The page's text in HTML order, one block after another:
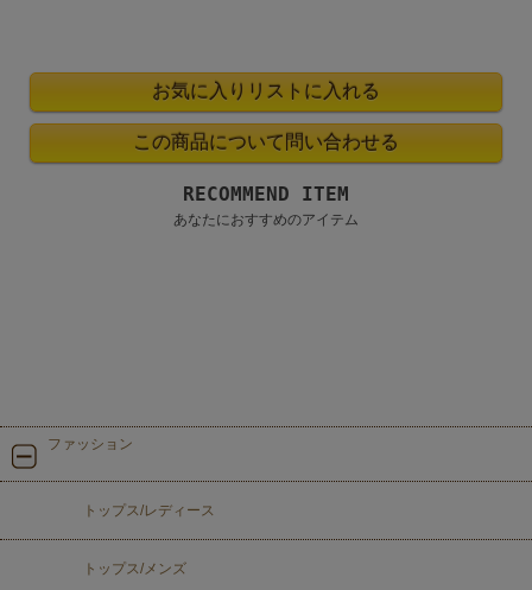
RECOMMEND ITEM
あなたにおすすめのアイテム
ファッション
トップス/レディース
トップス/メンズ